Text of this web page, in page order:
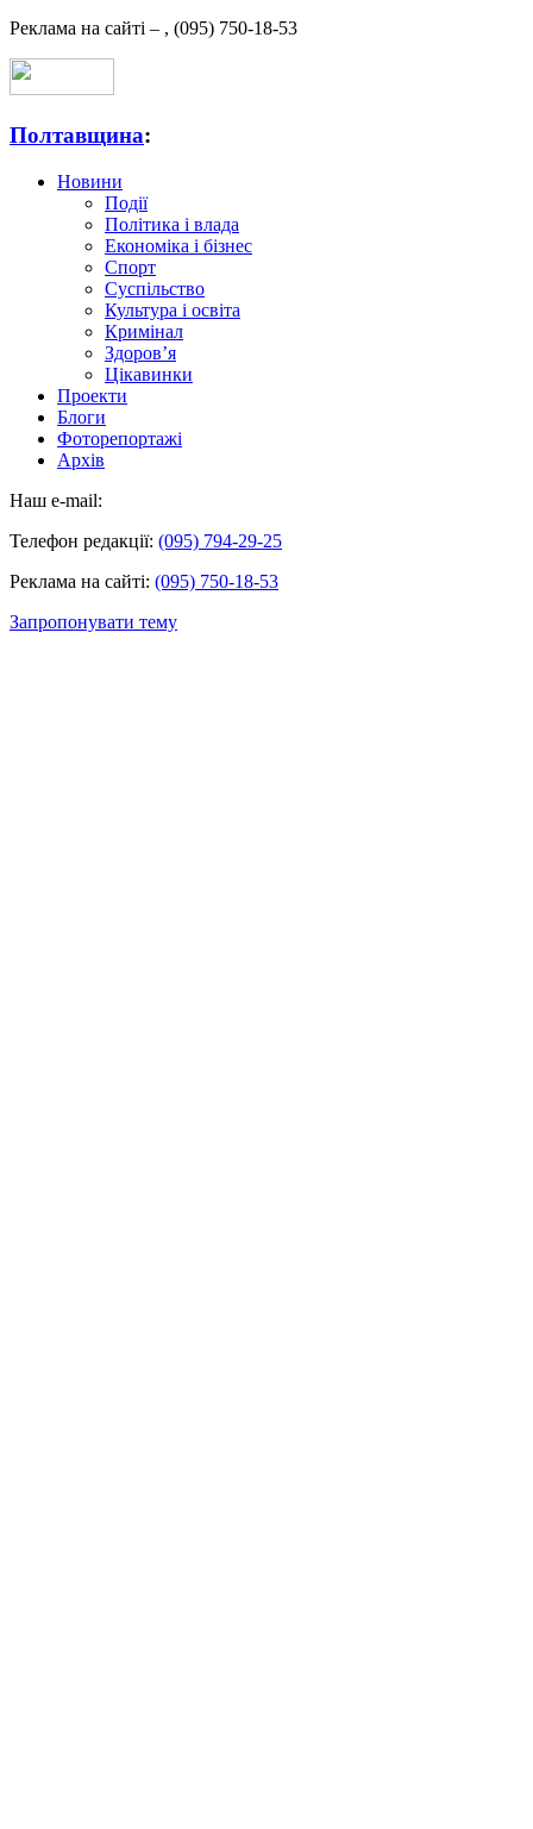
Реклама на сайті – , (095) 750-18-53
Полтавщина:
Новини
Події
Політика і влада
Економіка і бізнес
Спорт
Суспільство
Культура і освіта
Кримінал
Здоров’я
Цікавинки
Проекти
Блоги
Фоторепортажі
Архів
Наш e-mail:
Телефон редакції: (095) 794-29-25
Реклама на сайті: (095) 750-18-53
Запропонувати тему